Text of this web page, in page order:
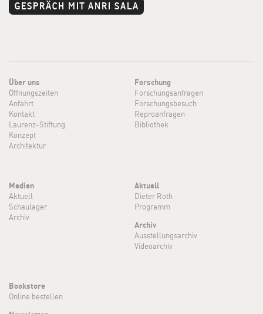
GESPRÄCH MIT ANRI SALA
Über uns
Öffnungszeiten
Anfahrt
Kontakt
Laurenz-Stiftung
Konzept
Architektur
Forschung
Forschungsanfragen
Forschungsbesuch
Reproanfragen
Bibliothek
Medien
Aktuell
Schaulager
Archiv
Aktuell
Dieter Roth
Programm
Archiv
Ausstellungsarchiv
Videoarchiv
Bookstore
Online bestellen